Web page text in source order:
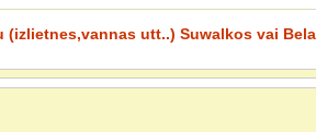
utt..) Suwalkos vai